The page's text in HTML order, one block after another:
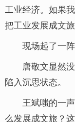
工业经济。如果
把工业发展成文
现场起了一阵
唐敬文显然
陷入沉思状态。
王斌嗤的一
么发展成文旅？